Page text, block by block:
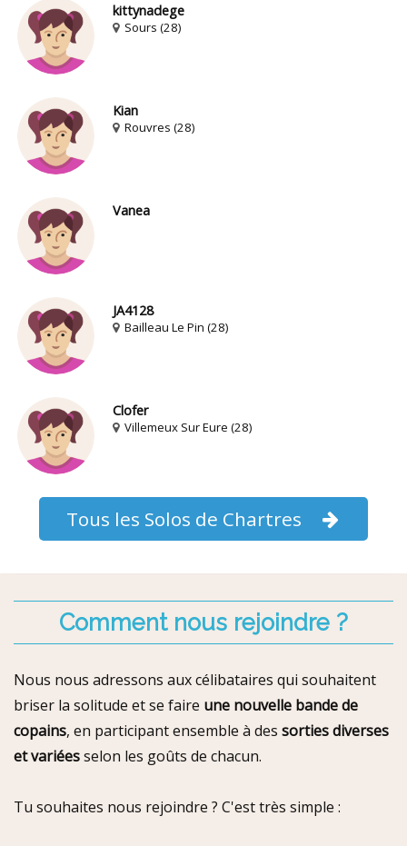
kittynadege
Sours (28)
Kian
Rouvres (28)
Vanea
JA4128
Bailleau Le Pin (28)
Clofer
Villemeux Sur Eure (28)
Tous les Solos de Chartres
Comment nous rejoindre ?
Nous nous adressons aux célibataires qui souhaitent
briser la solitude et se faire une nouvelle bande de
copains, en participant ensemble à des sorties diverses
et variéesselon les goûts de chacun.
Tu souhaites nous rejoindre ? C'est très simple :